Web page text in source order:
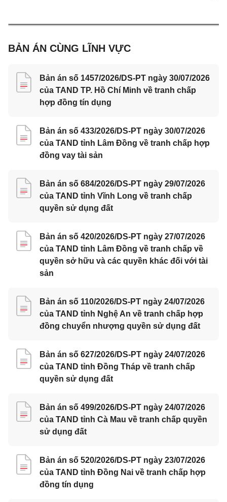
BẢN ÁN CÙNG LĨNH VỰC
Bản án số 1457/2026/DS-PT ngày 30/07/2026
của TAND TP. Hồ Chí Minh về tranh chấp
hợp đồng tín dụng
Bản án số 433/2026/DS-PT ngày 30/07/2026
của TAND tỉnh Lâm Đồng về tranh chấp hợp
đồng vay tài sản
Bản án số 684/2026/DS-PT ngày 29/07/2026
của TAND tỉnh Vĩnh Long về tranh chấp
quyền sử dụng đất
Bản án số 420/2026/DS-PT ngày 27/07/2026
của TAND tỉnh Lâm Đồng về tranh chấp về
quyền sở hữu và các quyền khác đối với tài
sản
Bản án số 110/2026/DS-PT ngày 24/07/2026
của TAND tỉnh Nghệ An về tranh chấp hợp
đồng chuyển nhượng quyền sử dụng đất
Bản án số 627/2026/DS-PT ngày 24/07/2026
của TAND tỉnh Đồng Tháp về tranh chấp
quyền sử dụng đất
Bản án số 499/2026/DS-PT ngày 24/07/2026
của TAND tỉnh Cà Mau về tranh chấp quyền
sử dụng đất
Bản án số 520/2026/DS-PT ngày 23/07/2026
của TAND tỉnh Đồng Nai về tranh chấp hợp
đồng tín dụng